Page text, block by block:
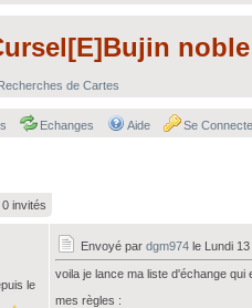
de Cartes
Echanges Aide Se
0 invités
le
Envoyé par dgm974 le Lundi
voila je lance ma liste d'échange
mes règles :